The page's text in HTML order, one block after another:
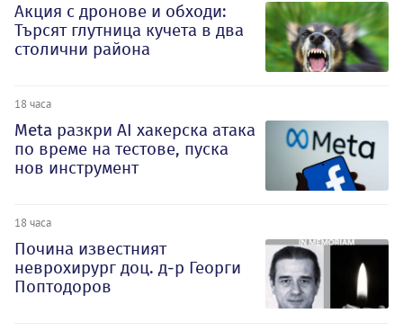
Акция с дронове и обходи:
Търсят глутница кучета в два
столични района
18 часа
Meta разкри AI хакерска атака
по време на тестове, пуска
нов инструмент
18 часа
Почина известният
неврохирург доц. д-р Георги
Поптодоров